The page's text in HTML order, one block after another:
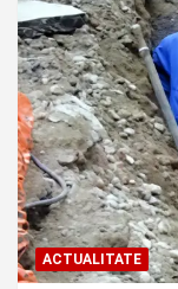
ACTUALITATE